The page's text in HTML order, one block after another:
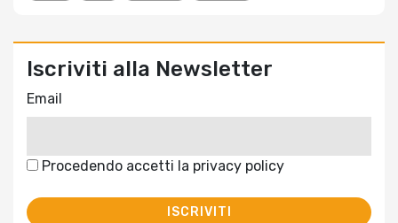
Iscriviti alla Newsletter
Email
Procedendo accetti la privacy policy